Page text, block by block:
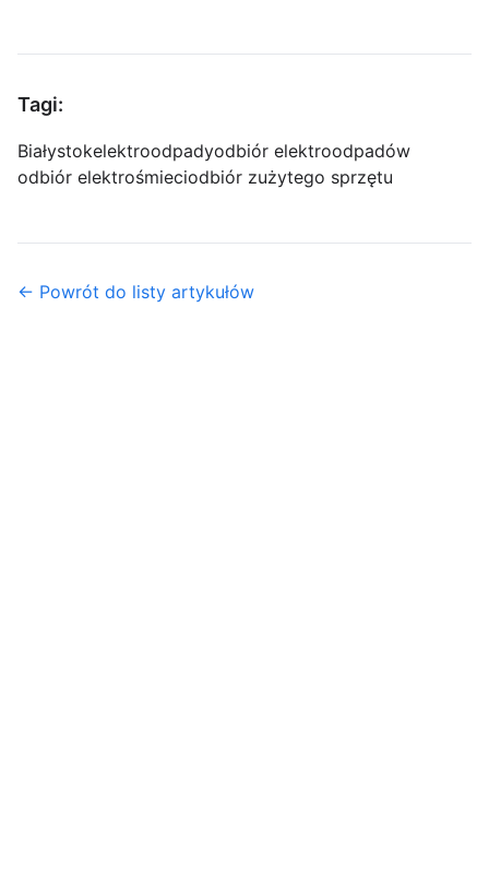
Tagi:
Białystokelektroodpadyodbiór elektroodpadów
odbiór elektrośmieciodbiór zużytego sprzętu
← Powrót do listy artykułów